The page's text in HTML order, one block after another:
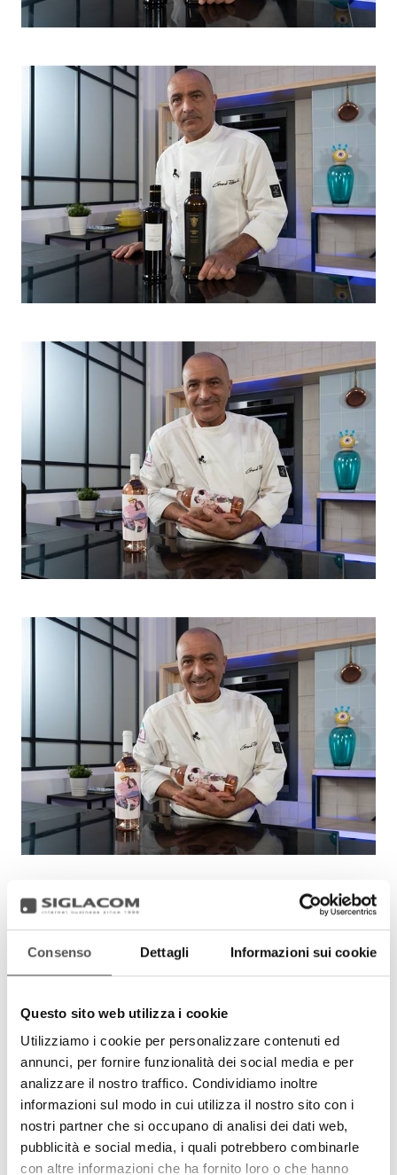
Consenso Dettagli Informazioni sui cookie
Questo sito web utilizza i cookie
Utilizziamo i cookie per personalizzare contenuti ed
annunci, per fornire funzionalità dei social media e per
analizzare il nostro traffico. Condividiamo inoltre
informazioni sul modo in cui utilizza il nostro sito con i
nostri partner che si occupano di analisi dei dati web,
pubblicità e social media, i quali potrebbero combinarle
con altre informazioni che ha fornito loro o che hanno